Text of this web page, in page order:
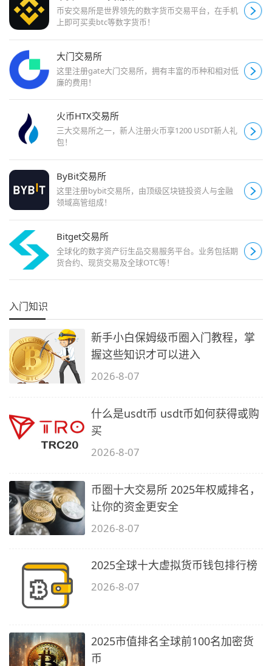
币安交易所是世界领先的数字货币交易平台，在手机
上即可买卖btc等数字货币！
大门交易所
这里注册gate大门交易所，拥有丰富的币种和相对低
廉的费用！
火币HTX交易所
三大交易所之一，新人注册火币享1200 USDT新人礼
包！
ByBit交易所
这里注册bybit交易所，由顶级区块链投资人与金融
领域高管组成！
Bitget交易所
全球化的数字资产衍生品交易服务平台。业务包括期
货合约、现货交易及全球OTC等！
入门知识
新手小白保姆级币圈入门教程，掌
握这些知识才可以进入
2026-8-07
什么是usdt币 usdt币如何获得或购
买
2026-8-07
币圈十大交易所 2025年权威排名，
让你的资金更安全
2026-8-07
2025全球十大虚拟货币钱包排行榜
2026-8-07
2025市值排名全球前100名加密货
币